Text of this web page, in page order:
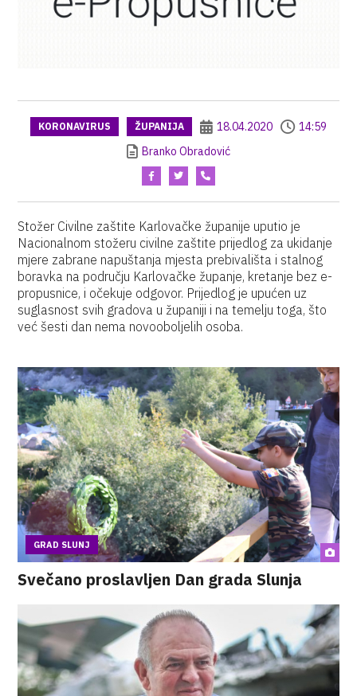
KORONAVIRUS ŽUPANIJA 18.04.2020
14:59
Branko Obradović
Stožer Civilne zaštite Karlovačke županije uputio je
Nacionalnom stožeru civilne zaštite prijedlog za ukidanje
mjere zabrane napuštanja mjesta prebivališta i stalnog
boravka na području Karlovačke županje, kretanje bez e-
propusnice, i očekuje odgovor. Prijedlog je upućen uz
suglasnost svih gradova u županiji i na temelju toga, što
već šesti dan nema novooboljelih osoba.
GRAD SLUNJ
Svečano proslavljen Dan grada Slunja